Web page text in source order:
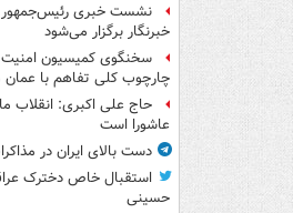
نشست خبری رئیس‌جمهور
خبرنگار برگزار می‌شود
سخنگوی کمیسیون
چارچوب کلی تفاهم با
حاج علی اکبری:
عاشورا است
دست بالای ایران در
استقبال خاص دخترک
حسینی